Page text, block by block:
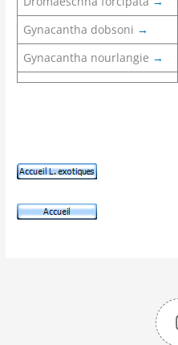
Gynacantha dobsoni →
Gynacantha nourlangie →